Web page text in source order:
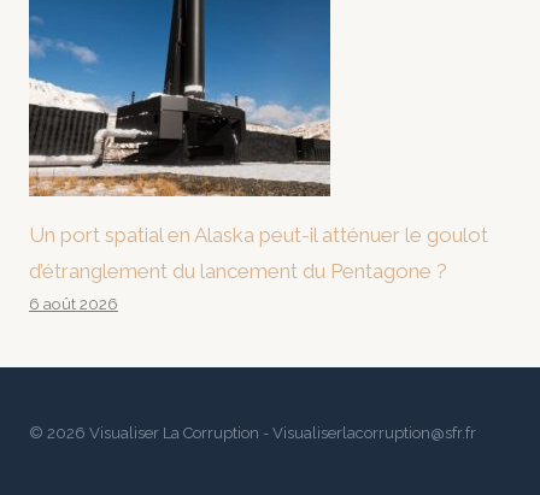
Un port spatial en Alaska peut-il atténuer le goulot
d’étranglement du lancement du Pentagone ?
6 août 2026
© 2026 Visualiser La Corruption - Visualiserlacorruption@sfr.fr